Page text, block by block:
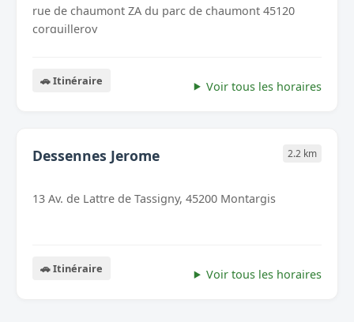
rue de chaumont ZA du parc de chaumont 45120
corquilleroy
🚗 Itinéraire Voir tous les horaires
Dessennes Jerome 2.2 km
13 Av. de Lattre de Tassigny, 45200 Montargis
🚗 Itinéraire Voir tous les horaires